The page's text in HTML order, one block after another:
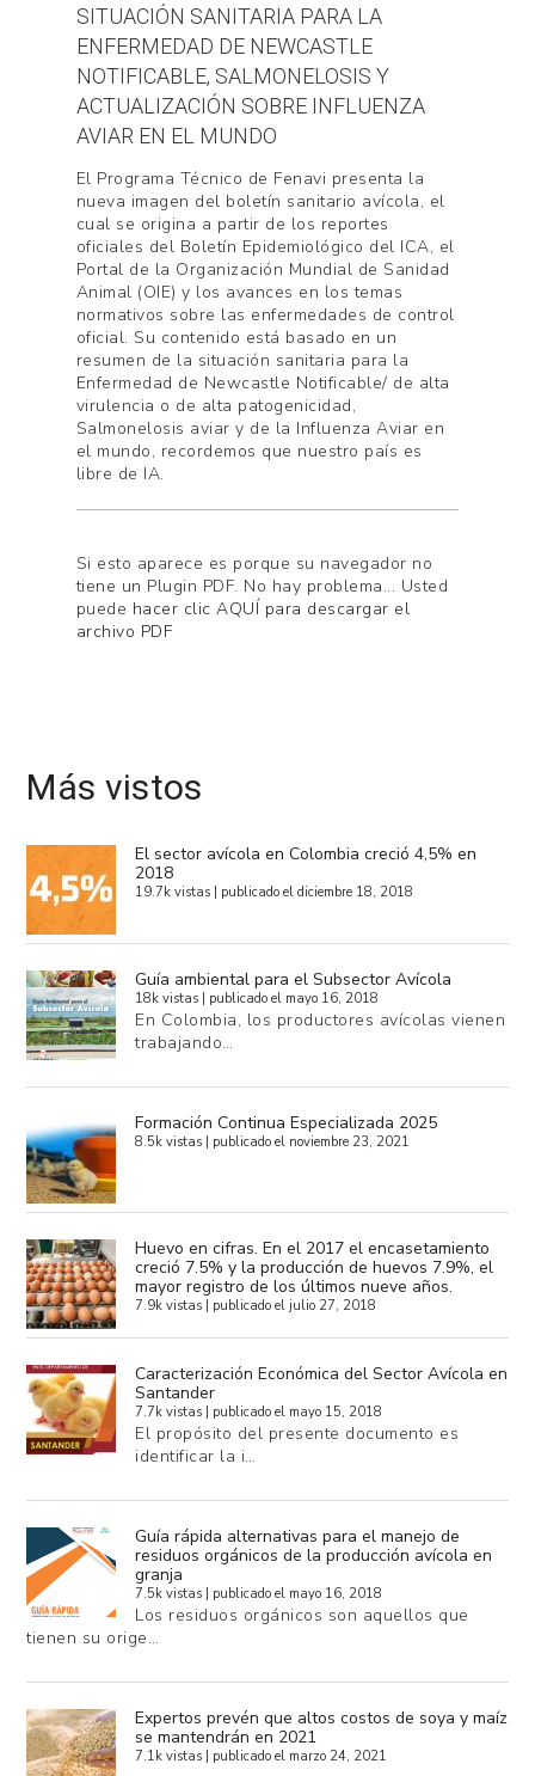
SITUACIÓN SANITARIA PARA LA
ENFERMEDAD DE NEWCASTLE
NOTIFICABLE, SALMONELOSIS Y
ACTUALIZACIÓN SOBRE INFLUENZA
AVIAR EN EL MUNDO
El Programa Técnico de Fenavi presenta la
nueva imagen del boletín sanitario avícola, el
cual se origina a partir de los reportes
oficiales del Boletín Epidemiológico del ICA, el
Portal de la Organización Mundial de Sanidad
Animal (OIE) y los avances en los temas
normativos sobre las enfermedades de control
oficial. Su contenido está basado en un
resumen de la situación sanitaria para la
Enfermedad de Newcastle Notificable/ de alta
virulencia o de alta patogenicidad,
Salmonelosis aviar y de la Influenza Aviar en
el mundo, recordemos que nuestro país es
libre de IA.
Si esto aparece es porque su navegador no
tiene un Plugin PDF. No hay problema... Usted
puede hacer clic AQUÍ para descargar el
archivo PDF
Más vistos
El sector avícola en Colombia creció 4,5% en
2018
19.7k vistas | publicado el diciembre 18, 2018
Guía ambiental para el Subsector Avícola
18k vistas | publicado el mayo 16, 2018
En Colombia, los productores avícolas vienen
trabajando…
Formación Continua Especializada 2025
8.5k vistas | publicado el noviembre 23, 2021
Huevo en cifras. En el 2017 el encasetamiento
creció 7.5% y la producción de huevos 7.9%, el
mayor registro de los últimos nueve años.
7.9k vistas | publicado el julio 27, 2018
Caracterización Económica del Sector Avícola en
Santander
7.7k vistas | publicado el mayo 15, 2018
El propósito del presente documento es
identificar la i…
Guía rápida alternativas para el manejo de
residuos orgánicos de la producción avícola en
granja
7.5k vistas | publicado el mayo 16, 2018
Los residuos orgánicos son aquellos que
tienen su orige…
Expertos prevén que altos costos de soya y maíz
se mantendrán en 2021
7.1k vistas | publicado el marzo 24, 2021